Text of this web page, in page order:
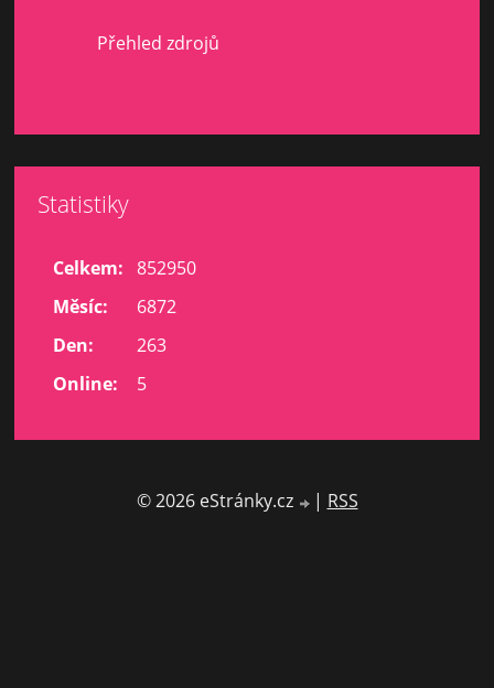
Přehled zdrojů
Statistiky
Online: 5
Celkem: 852950
Měsíc:
6872
Den:
263
© 2026 eStránky.cz | RSS